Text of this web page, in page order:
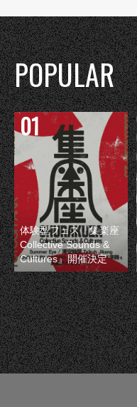
POPULAR
体験型フェス『集楽座
Collective Sounds &
Cultures』開催決定